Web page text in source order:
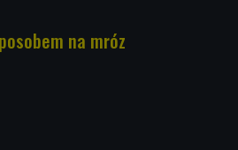
na mróz